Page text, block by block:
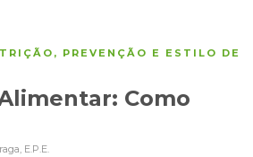
, PREVENÇÃO E ESTILO DE
Como
E.P.E.